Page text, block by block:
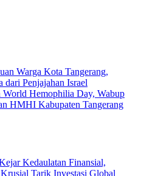
Warga Kota Tangerang,
dari Penjajahan Israel
World Hemophilia Day, Wabup
HMHI Kabupaten Tangerang
Kedaulatan Finansial,
Tarik Investasi Global